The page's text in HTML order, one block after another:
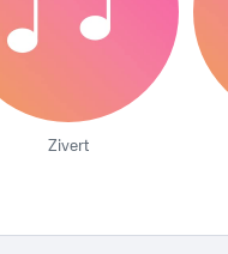
Zivert